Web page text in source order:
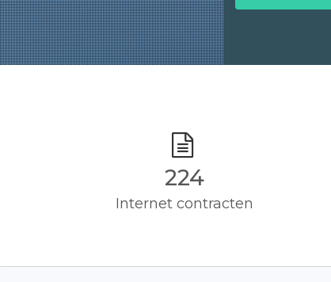
225
Internet contracten